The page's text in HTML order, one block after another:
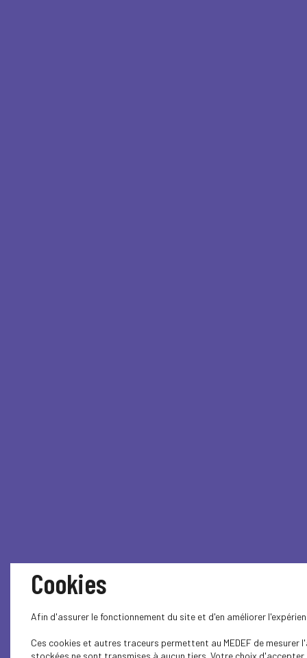
Cookies
Afin d'assurer le fonctionnement du site et d'en améliorer
Ces cookies et autres traceurs permettent au MEDEF de
stockées ne sont transmises à aucun tiers. Votre choix